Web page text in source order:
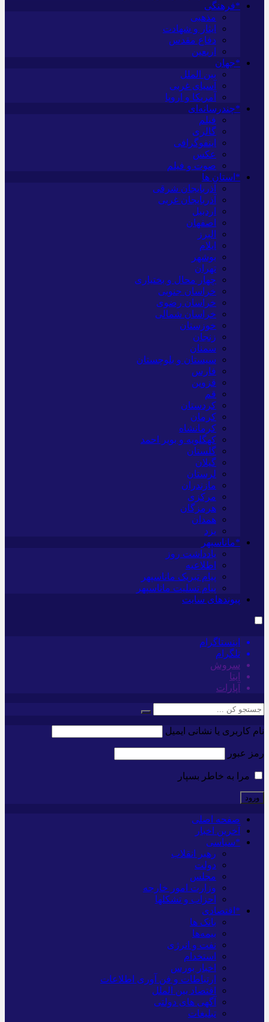
*فرهنگی
مذهبی
ایثار و شهادت
دفاع مقدس
اربعین
*جهان
بین الملل
آسیای غربی
آمریکا و اروپا
*چندرسانه‌ای
فیلم
گالری
اینفوگرافی
عکس
صوت و فیلم
*استان ها
آذربایجان شرقی
آذربایجان غربی
اردبیل
اصفهان
البرز
ایلام
بوشهر
تهران
چهار محال و بختیاری
خراسان جنوبی
خراسان رضوی
خراسان شمالی
خوزستان
زنجان
سمنان
سیستان و بلوچستان
فارس
قزوین
قم
کردستان
کرمان
کرمانشاه
کهگلویه و بویر احمد
گلستان
گیلان
لرستان
مازندران
مرکزی
هرمزگان
همدان
یزد
*ماناسپهر
یادداشت روز
اطلاعیه
پیام تبریک ماناسپهر
پیام تسلیت ماناسپهر
پیوندهای سایت
اینستاگرام
تلگرام
سروش
ایتا
آپارات
نام کاربری یا نشانی ایمیل
رمز عبور
مرا به خاطر بسپار
صفحه اصلی
آخرین اخبار
*سیاسی
رهبر انقلاب
دولت
مجلس
وزارت امور خارجه
احزاب و تشکلها
*اقتصادی
بانک ها
بیمه‌ها
نفت و انرژی
استخدام
اخبار بورس
ارتباطات و فن آوری اطلاعات
اقتصاد بین الملل
آگهی های دولتی
تبلیغات